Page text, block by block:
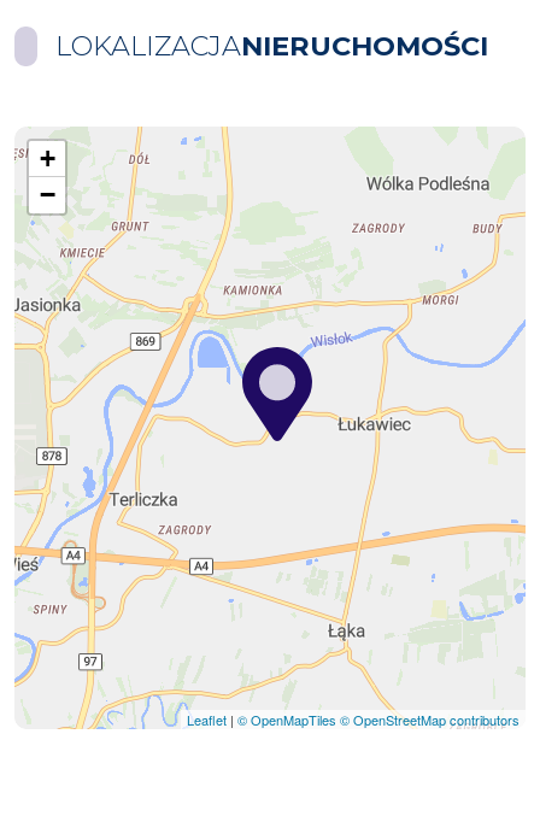
LOKALIZACJANIERUCHOMOŚCI
+
−
Leaflet | © OpenMapTiles © OpenStreetMap contributors